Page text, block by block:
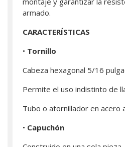
armado.
CARACTERÍSTICAS
• Tornillo
Cabeza hexagonal 5/16
Permite el uso indistinto de
Tubo o atornillador en acero
• Capuchón